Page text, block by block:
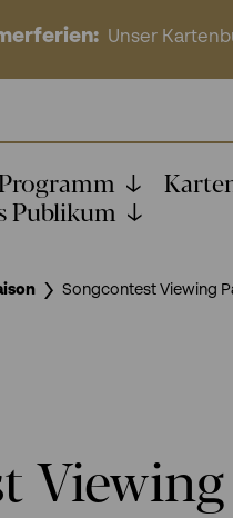
Unser
Publikum
Songcontest Viewing